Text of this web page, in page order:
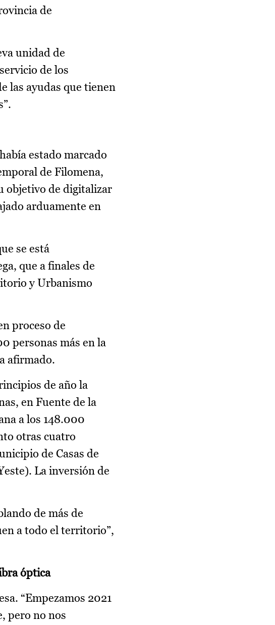
de
unidad de
de los
las ayudas que tienen
estado marcado
de Filomena,
objetivo de digitalizar
arduamente en
se está
que a finales de
y Urbanismo
proceso de
personas más en la
afirmado.
de año la
en Fuente de la
a los 148.000
otras cuatro
de Casas de
La inversión de
de más de
a todo el territorio”,
óptica
“Empezamos 2021
pero no nos